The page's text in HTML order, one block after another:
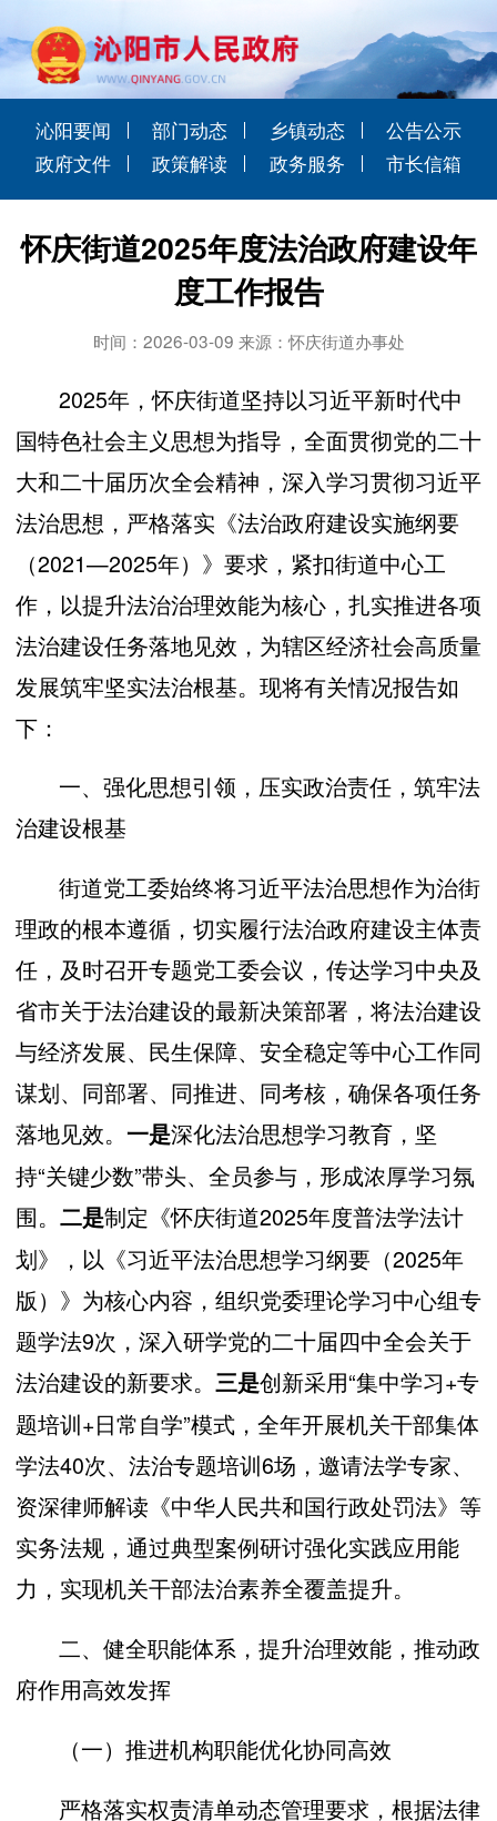
沁阳要闻 部门动态 乡镇动态
公告公示
政府文件
政策解读 政务服务 市长信箱
怀庆街道2025年度法治政府建设年
度工作报告
时间：2026-03-09 来源：怀庆街道办事处
2025年，怀庆街道坚持以习近平新时代中
国特色社会主义思想为指导，全面贯彻党的二十
大和二十届历次全会精神，深入学习贯彻习近平
法治思想，严格落实《法治政府建设实施纲要
（2021—2025年）》要求，紧扣街道中心工
作，以提升法治治理效能为核心，扎实推进各项
法治建设任务落地见效，为辖区经济社会高质量
发展筑牢坚实法治根基。现将有关情况报告如
下：
一、强化思想引领，压实政治责任，筑牢法
治建设根基
街道党工委始终将习近平法治思想作为治街
理政的根本遵循，切实履行法治政府建设主体责
任，及时召开专题党工委会议，传达学习中央及
省市关于法治建设的最新决策部署，将法治建设
与经济发展、民生保障、安全稳定等中心工作同
谋划、同部署、同推进、同考核，确保各项任务
落地见效。 一是深化法治思想学习教育，坚
持“关键少数”带头、全员参与，形成浓厚学习氛
围。 二是制定《怀庆街道2025年度普法学法计
划》，以《习近平法治思想学习纲要（2025年
版）》为核心内容，组织党委理论学习中心组专
题学法9次，深入研学党的二十届四中全会关于
法治建设的新要求。 三是创新采用“集中学习+专
题培训+日常自学”模式，全年开展机关干部集体
学法40次、法治专题培训6场，邀请法学专家、
资深律师解读《中华人民共和国行政处罚法》等
实务法规，通过典型案例研讨强化实践应用能
力，实现机关干部法治素养全覆盖提升。
二、健全职能体系，提升治理效能，推动政
府作用高效发挥
（一）推进机构职能优化协同高效
严格落实权责清单动态管理要求，根据法律